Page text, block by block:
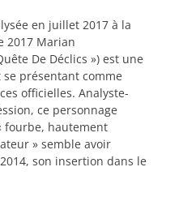
en juillet 2017 à la
2017 Marian
De Déclics ») est une
présentant comme
officielles. Analyste-
ce personnage
fourbe, hautement
» semble avoir
son insertion dans le